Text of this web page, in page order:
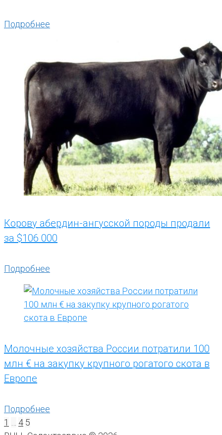
Подробнее
Корову абердин-ангусской породы продали
за $106 000
Подробнее
Молочные хозяйства России потратили 100
млн € на закупку крупного рогатого скота в
Европе
Подробнее
Пагинация
записей
1 4 5